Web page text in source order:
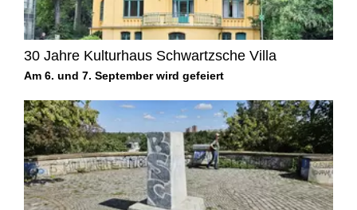
30 Jahre Kulturhaus Schwartzsche Villa
Am 6. und 7. September wird gefeiert